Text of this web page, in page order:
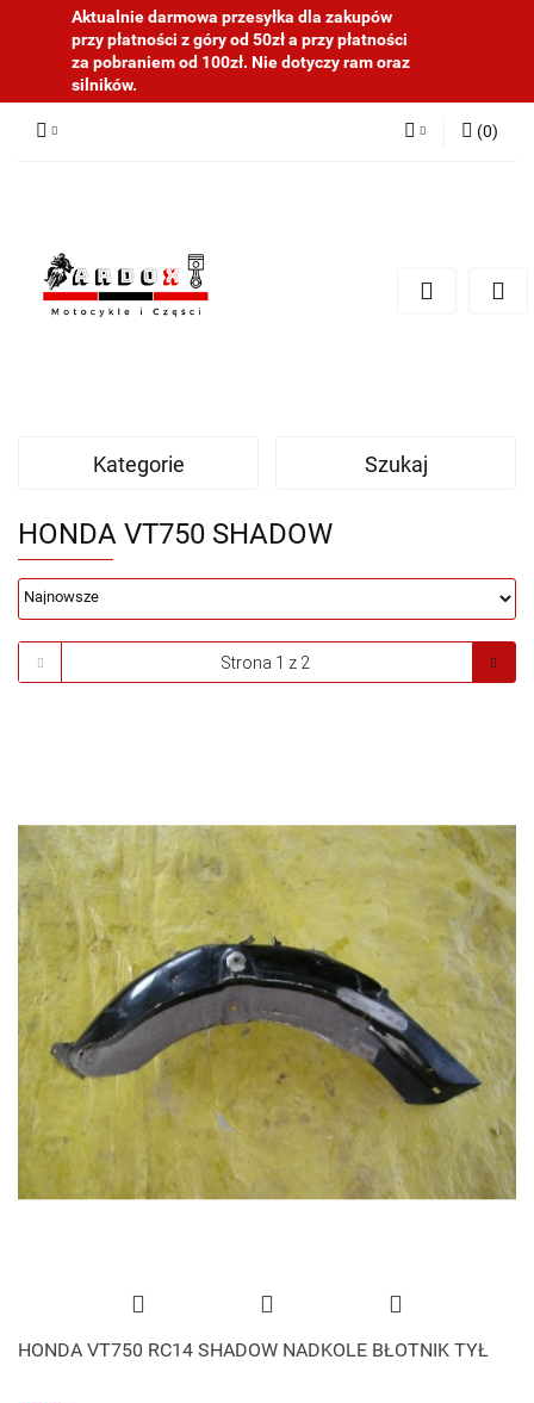
Aktualnie darmowa przesyłka dla zakupów
przy płatności z góry od 50zł a przy płatności
za pobraniem od 100zł. Nie dotyczy ram oraz
silników.
(0)
Kategorie Szukaj
HONDA VT750 SHADOW
HONDA VT750 RC14 SHADOW NADKOLE BŁOTNIK TYŁ